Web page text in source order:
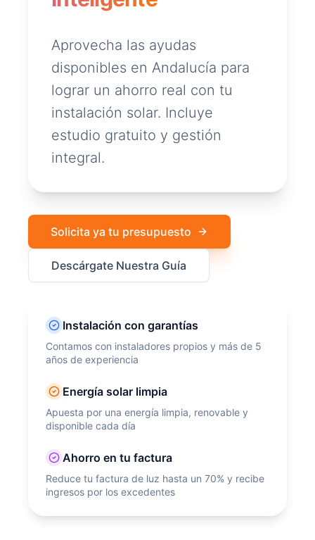
Aprovecha las ayudas
disponibles en Andalucía para
lograr un ahorro real con tu
instalación solar. Incluye
estudio gratuito y gestión
integral.
Solicita ya tu presupuesto
Descárgate Nuestra Guía
Instalación con garantías
Contamos con instaladores propios y más de 5
años de experiencia
Energía solar limpia
Apuesta por una energía limpia, renovable y
disponible cada día
Ahorro en tu factura
Reduce tu factura de luz hasta un 70% y recibe
ingresos por los excedentes